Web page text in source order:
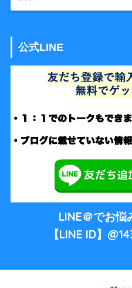
公式LINE
LINE＠でお悩
【LINE ID】